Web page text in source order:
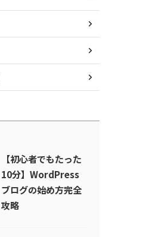
【初心者でもたった
10分】WordPress
ブログの始め方完全
攻略